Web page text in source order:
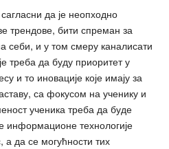
да је неопходно
трендове, бити спреман за
себи, и у том смеру каналисати
треба да буду приоритет у
и то иновације које имају за
са фокусом на ученику и
ученика треба да буде
информационе технологије
а да се могућности тих